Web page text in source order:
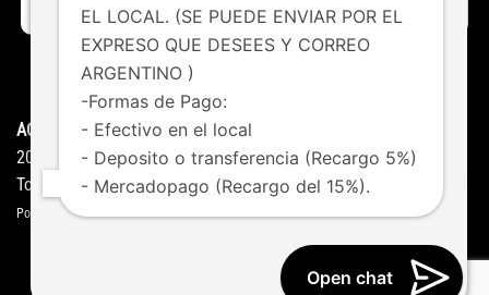
ACENTO MODA ©Copyright
2026
Todos los derechos reservados
Powered byStudio Gedos
HOME NOVEDADES
EL LOCAL. (SE PUEDE ENVIAR POR EL
EXPRESO QUE DESEES Y CORREO
ARGENTINO )
-Formas de Pago:
- Efectivo en el local
- Deposito o transferencia (Recargo 5%)
- Mercadopago (Recargo del 15%).
Open chat